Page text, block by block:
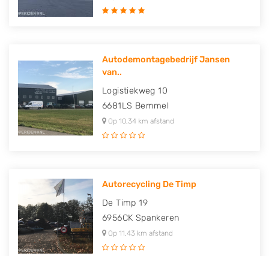
Autodemontagebedrijf Jansen
van..
Logistiekweg 10
6681LS Bemmel
Op 10,34 km afstand
Autorecycling De Timp
De Timp 19
6956CK Spankeren
Op 11,43 km afstand